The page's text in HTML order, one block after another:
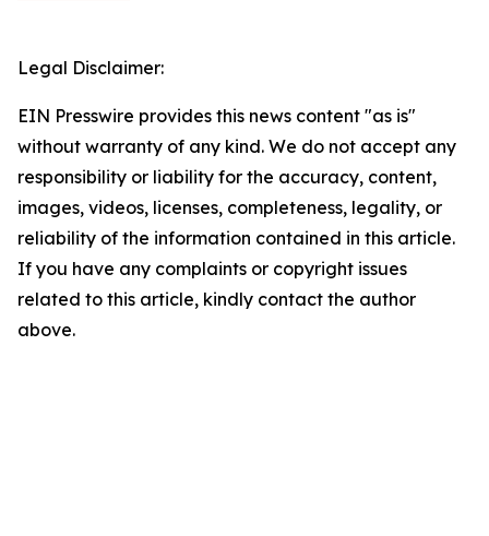
Legal Disclaimer:
EIN Presswire provides this news content "as is"
without warranty of any kind. We do not accept any
responsibility or liability for the accuracy, content,
images, videos, licenses, completeness, legality, or
reliability of the information contained in this article.
If you have any complaints or copyright issues
related to this article, kindly contact the author
above.